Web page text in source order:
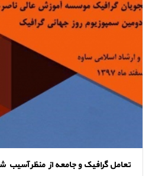
تعامل گرافیک و جامعه از منظر آسیب